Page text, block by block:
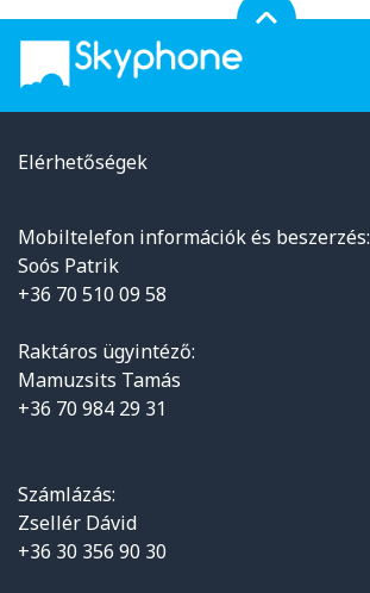
Elérhetőségek
Mobiltelefon információk és beszerzés:
Soós Patrik
+36 70 510 09 58
Raktáros ügyintéző:
Mamuzsits Tamás
+36 70 984 29 31
Számlázás:
Zsellér Dávid
+36 30 356 90 30